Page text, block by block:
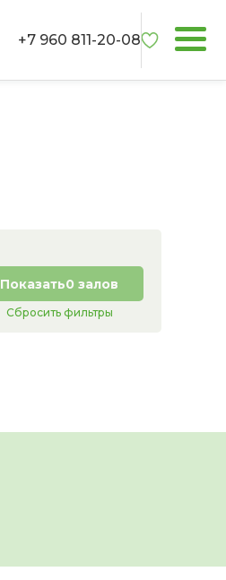
+7 960 811-20-08
Показать0 залов
Сбросить фильтры